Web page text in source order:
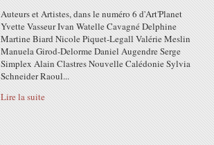
Auteurs et Artistes, dans le numéro 6 d'Art'Planet
Yvette Vasseur Ivan Watelle Cavagné Delphine
Martine Biard Nicole Piquet-Legall Valérie Meslin
Manuela Girod-Delorme Daniel Augendre Serge
Simplex Alain Clastres Nouvelle Calédonie Sylvia
Schneider Raoul...
Lire la suite